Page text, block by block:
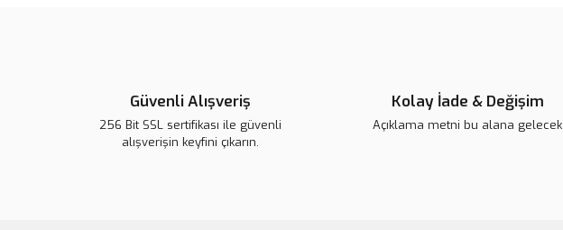
Güvenli Alışveriş
256 Bit SSL sertifikası ile güvenli
alışverişin keyfini çıkarın.
Kolay İade & Değişim
Açıklama metni bu alana gelecek